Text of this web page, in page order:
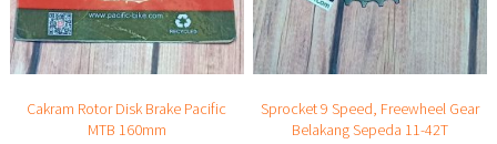
Cakram Rotor Disk Brake Pacific
MTB 160mm
Sprocket 9 Speed, Freewheel Gear
Belakang Sepeda 11-42T